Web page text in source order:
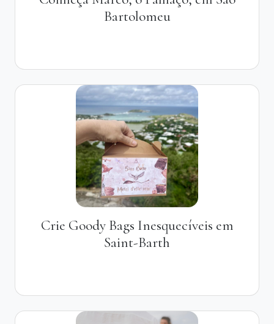
Bartolomeu
Crie Goody Bags Inesquecíveis em
Saint-Barth